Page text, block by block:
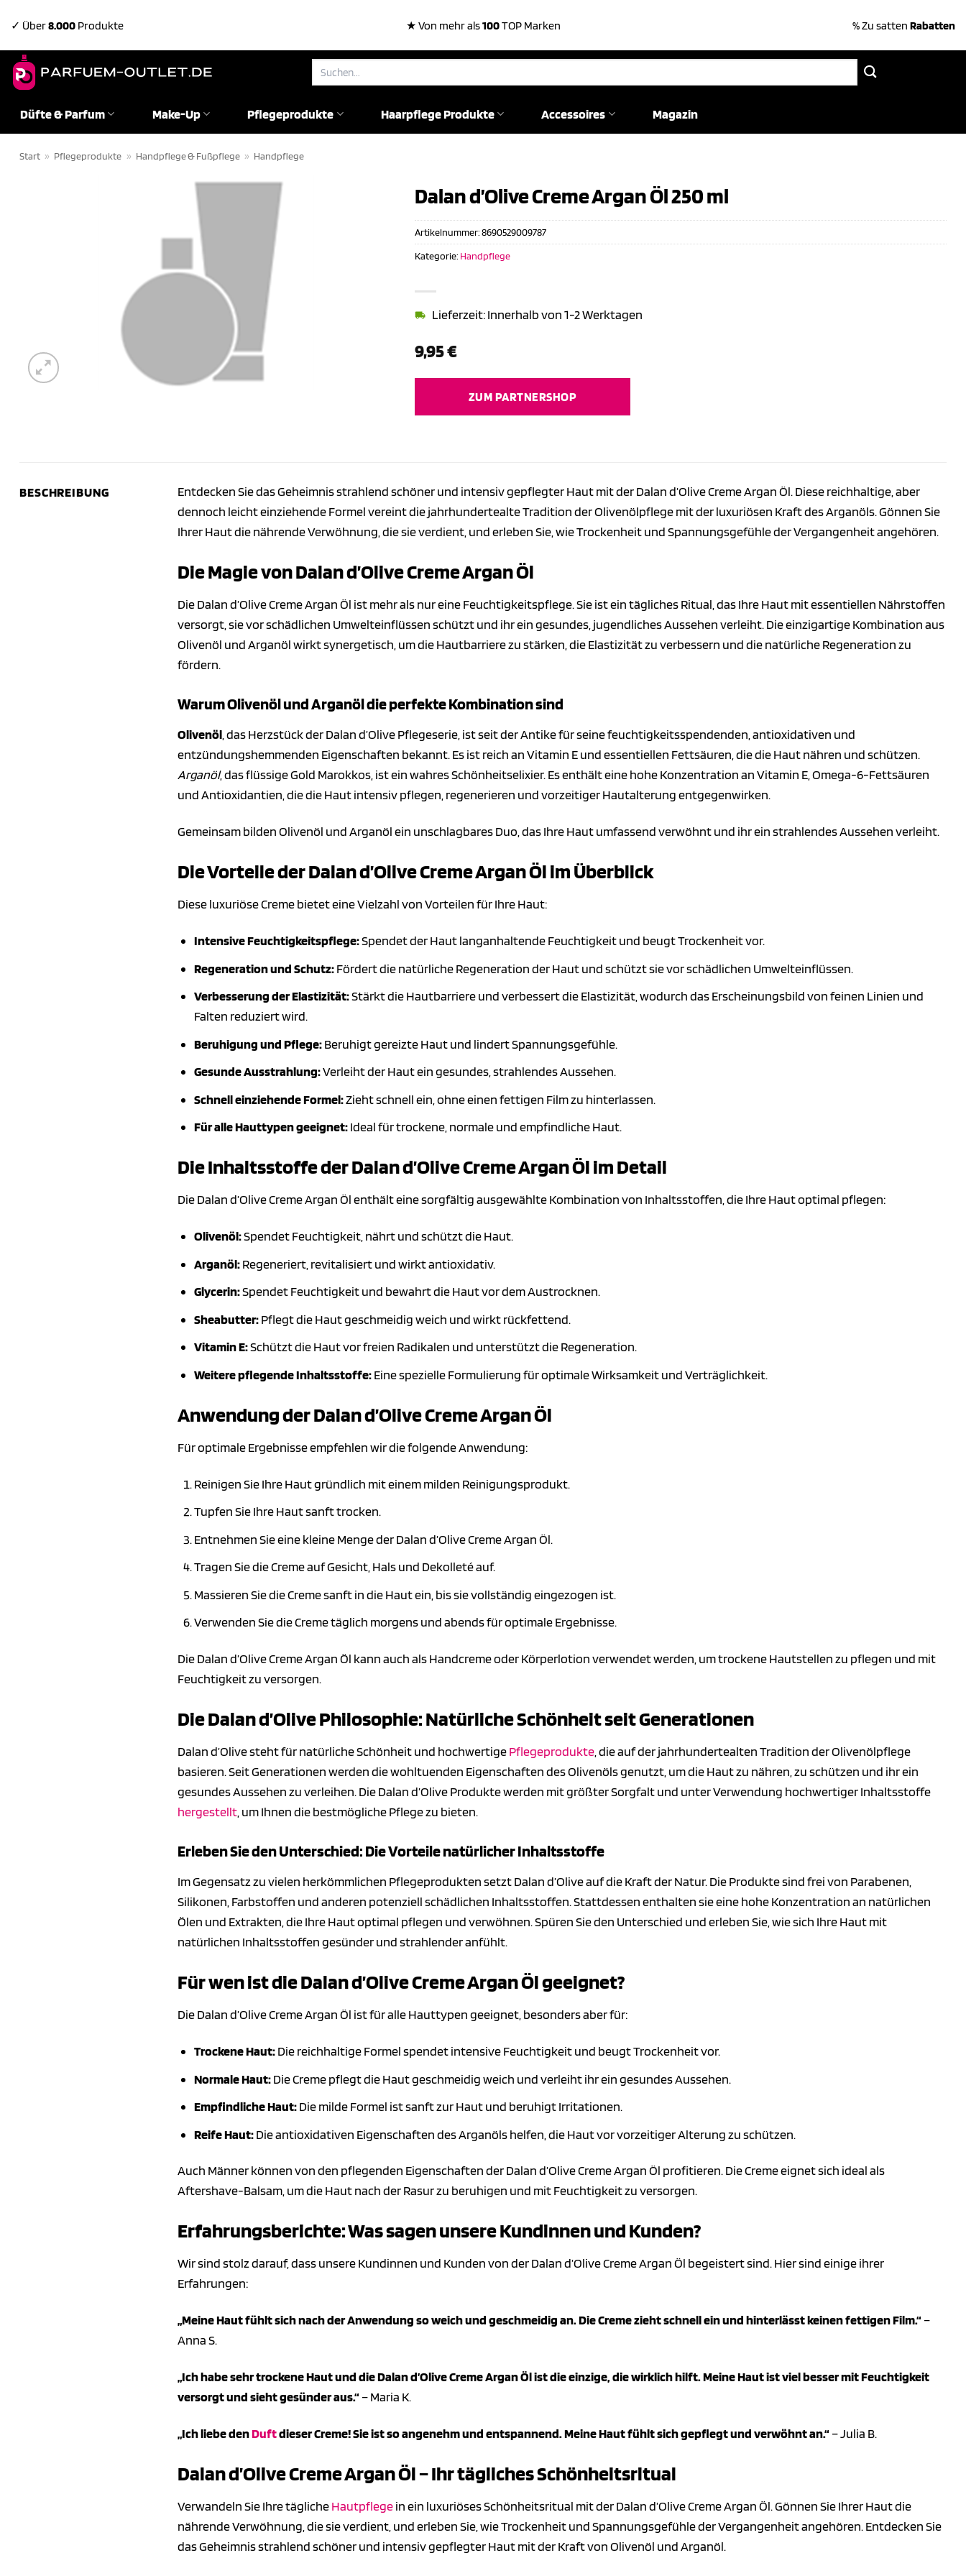
Inhalt
springen
✓ Über8.000 Produkte ★ Von mehr als100TOP Marken % Zu satten Rabatten
Suchen
Düfte & Parfum Make-Up Pflegeprodukte Haarpflege Produkte Accessoires Magazin
Start » Pflegeprodukte » Handpflege & Fußpflege » Handpflege
Dalan d’Olive Creme Argan Öl 250 ml
9,95€
Lieferzeit: Innerhalb von 1-2 Werktagen
ZUM PARTNERSHOP
Artikelnummer:8690529009787
Kategorie: Handpflege
BESCHREIBUNG
Entdecken Sie das Geheimnis strahlend schöner und intensiv gepflegter Haut mit der Dalan d’Olive Creme Argan Öl. Diese reichhaltige, aber
dennoch leicht einziehende Formel vereint die jahrhundertealte Tradition der Olivenölpflege mit der luxuriösen Kraft des Arganöls. Gönnen Sie
Ihrer Haut die nährende Verwöhnung, die sie verdient, und erleben Sie, wie Trockenheit und Spannungsgefühle der Vergangenheit angehören.
Die Magie von Dalan d’Olive Creme Argan Öl
Die Dalan d’Olive Creme Argan Öl ist mehr als nur eine Feuchtigkeitspflege. Sie ist ein tägliches Ritual, das Ihre Haut mit essentiellen Nährstoffen
versorgt, sie vor schädlichen Umwelteinflüssen schützt und ihr ein gesundes, jugendliches Aussehen verleiht. Die einzigartige Kombination aus
Olivenöl und Arganöl wirkt synergetisch, um die Hautbarriere zu stärken, die Elastizität zu verbessern und die natürliche Regeneration zu
fördern.
Warum Olivenöl und Arganöl die perfekte Kombination sind
Olivenöl, das Herzstück der Dalan d’Olive Pflegeserie, ist seit der Antike für seine feuchtigkeitsspendenden, antioxidativen und
entzündungshemmenden Eigenschaften bekannt. Es ist reich an Vitamin E und essentiellen Fettsäuren, die die Haut nähren und schützen.
Arganöl, das flüssige Gold Marokkos, ist ein wahres Schönheitselixier. Es enthält eine hohe Konzentration an Vitamin E, Omega-6-Fettsäuren
und Antioxidantien, die die Haut intensiv pflegen, regenerieren und vorzeitiger Hautalterung entgegenwirken.
Gemeinsam bilden Olivenöl und Arganöl ein unschlagbares Duo, das Ihre Haut umfassend verwöhnt und ihr ein strahlendes Aussehen verleiht.
Die Vorteile der Dalan d’Olive Creme Argan Öl im Überblick
Diese luxuriöse Creme bietet eine Vielzahl von Vorteilen für Ihre Haut:
Intensive Feuchtigkeitspflege:Spendet der Haut langanhaltende Feuchtigkeit und beugt Trockenheit vor.
Regeneration und Schutz:Fördert die natürliche Regeneration der Haut und schützt sie vor schädlichen Umwelteinflüssen.
Verbesserung der Elastizität:Stärkt die Hautbarriere und verbessert die Elastizität, wodurch das Erscheinungsbild von feinen Linien und
Falten reduziert wird.
Beruhigung und Pflege:Beruhigt gereizte Haut und lindert Spannungsgefühle.
Gesunde Ausstrahlung:Verleiht der Haut ein gesundes, strahlendes Aussehen.
Schnell einziehende Formel:Zieht schnell ein, ohne einen fettigen Film zu hinterlassen.
Für alle Hauttypen geeignet:Ideal für trockene, normale und empfindliche Haut.
Die Inhaltsstoffe der Dalan d’Olive Creme Argan Öl im Detail
Die Dalan d’Olive Creme Argan Öl enthält eine sorgfältig ausgewählte Kombination von Inhaltsstoffen, die Ihre Haut optimal pflegen:
Olivenöl:Spendet Feuchtigkeit, nährt und schützt die Haut.
Arganöl:Regeneriert, revitalisiert und wirkt antioxidativ.
Glycerin:Spendet Feuchtigkeit und bewahrt die Haut vor dem Austrocknen.
Sheabutter:Pflegt die Haut geschmeidig weich und wirkt rückfettend.
Vitamin E:Schützt die Haut vor freien Radikalen und unterstützt die Regeneration.
Weitere pflegende Inhaltsstoffe:Eine spezielle Formulierung für optimale Wirksamkeit und Verträglichkeit.
Anwendung der Dalan d’Olive Creme Argan Öl
Für optimale Ergebnisse empfehlen wir die folgende Anwendung:
Reinigen Sie Ihre Haut gründlich mit einem milden Reinigungsprodukt.
Tupfen Sie Ihre Haut sanft trocken.
Entnehmen Sie eine kleine Menge der Dalan d’Olive Creme Argan Öl.
Tragen Sie die Creme auf Gesicht, Hals und Dekolleté auf.
Massieren Sie die Creme sanft in die Haut ein, bis sie vollständig eingezogen ist.
Verwenden Sie die Creme täglich morgens und abends für optimale Ergebnisse.
Die Dalan d’Olive Creme Argan Öl kann auch als Handcreme oder Körperlotion verwendet werden, um trockene Hautstellen zu pflegen und mit
Feuchtigkeit zu versorgen.
Die Dalan d’Olive Philosophie: Natürliche Schönheit seit Generationen
Dalan d’Olive steht für natürliche Schönheit und hochwertigePflegeprodukte, die auf der jahrhundertealten Tradition der Olivenölpflege
basieren. Seit Generationen werden die wohltuenden Eigenschaften des Olivenöls genutzt, um die Haut zu nähren, zu schützen und ihr ein
gesundes Aussehen zu verleihen. Die Dalan d’Olive Produkte werden mit größter Sorgfalt und unter Verwendung hochwertiger Inhaltsstoffe
hergestellt, um Ihnen die bestmögliche Pflege zu bieten.
Erleben Sie den Unterschied: Die Vorteile natürlicher Inhaltsstoffe
Im Gegensatz zu vielen herkömmlichen Pflegeprodukten setzt Dalan d’Olive auf die Kraft der Natur. Die Produkte sind frei von Parabenen,
Silikonen, Farbstoffen und anderen potenziell schädlichen Inhaltsstoffen. Stattdessen enthalten sie eine hohe Konzentration an natürlichen
Ölen und Extrakten, die Ihre Haut optimal pflegen und verwöhnen. Spüren Sie den Unterschied und erleben Sie, wie sich Ihre Haut mit
natürlichen Inhaltsstoffen gesünder und strahlender anfühlt.
Für wen ist die Dalan d’Olive Creme Argan Öl geeignet?
Die Dalan d’Olive Creme Argan Öl ist für alle Hauttypen geeignet, besonders aber für:
Trockene Haut:Die reichhaltige Formel spendet intensive Feuchtigkeit und beugt Trockenheit vor.
Normale Haut:Die Creme pflegt die Haut geschmeidig weich und verleiht ihr ein gesundes Aussehen.
Empfindliche Haut:Die milde Formel ist sanft zur Haut und beruhigt Irritationen.
Reife Haut:Die antioxidativen Eigenschaften des Arganöls helfen, die Haut vor vorzeitiger Alterung zu schützen.
Auch Männer können von den pflegenden Eigenschaften der Dalan d’Olive Creme Argan Öl profitieren. Die Creme eignet sich ideal als
Aftershave-Balsam, um die Haut nach der Rasur zu beruhigen und mit Feuchtigkeit zu versorgen.
Erfahrungsberichte: Was sagen unsere Kundinnen und Kunden?
Wir sind stolz darauf, dass unsere Kundinnen und Kunden von der Dalan d’Olive Creme Argan Öl begeistert sind. Hier sind einige ihrer
Erfahrungen:
„Meine Haut fühlt sich nach der Anwendung so weich und geschmeidig an. Die Creme zieht schnell ein und hinterlässt keinen fettigen Film.“ –
Anna S.
„Ich habe sehr trockene Haut und die Dalan d’Olive Creme Argan Öl ist die einzige, die wirklich hilft. Meine Haut ist viel besser mit Feuchtigkeit
versorgt und sieht gesünder aus.“ – Maria K.
„Ich liebe denDuftdieser Creme! Sie ist so angenehm und entspannend. Meine Haut fühlt sich gepflegt und verwöhnt an.“ – Julia B.
Dalan d’Olive Creme Argan Öl – Ihr tägliches Schönheitsritual
Verwandeln Sie Ihre täglicheHautpflegein ein luxuriöses Schönheitsritual mit der Dalan d’Olive Creme Argan Öl. Gönnen Sie Ihrer Haut die
nährende Verwöhnung, die sie verdient, und erleben Sie, wie Trockenheit und Spannungsgefühle der Vergangenheit angehören. Entdecken Sie
das Geheimnis strahlend schöner und intensiv gepflegter Haut mit der Kraft von Olivenöl und Arganöl.